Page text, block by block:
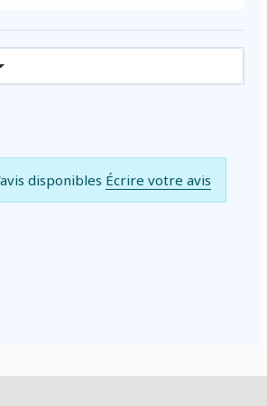
disponibles Écrire votre avis